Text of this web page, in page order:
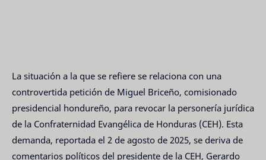
La situación a la que se refiere se relaciona con una
controvertida petición de Miguel Briceño, comisionado
presidencial hondureño, para revocar la personería jurídica
de la Confraternidad Evangélica de Honduras (CEH). Esta
demanda, reportada el 2 de agosto de 2025, se deriva de
comentarios políticos del presidente de la CEH, Gerardo